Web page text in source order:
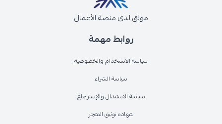
روابط مهمة
سياسة الاستخدام والخصوصية
سياسة الشراء
سياسة الاستبدال والإسترجاع
شهاده توثيق المتجر
موثق لدى منصة الأعمال